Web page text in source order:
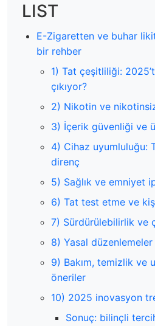
LIST
E-Zigaretten ve buhar
bir rehber
1) Tat çeşitliliği:
çıkıyor?
2) Nikotin ve
3) İçerik güvenliği ve
4) Cihaz uyumluluğu:
direnç
5) Sağlık ve emniyet
6) Tat test etme ve
7) Sürdürülebilirlik ve
8) Yasal düzenlemeler
9) Bakım, temizlik ve
öneriler
10) 2025 inovasyon
Sonuç: bilinçli